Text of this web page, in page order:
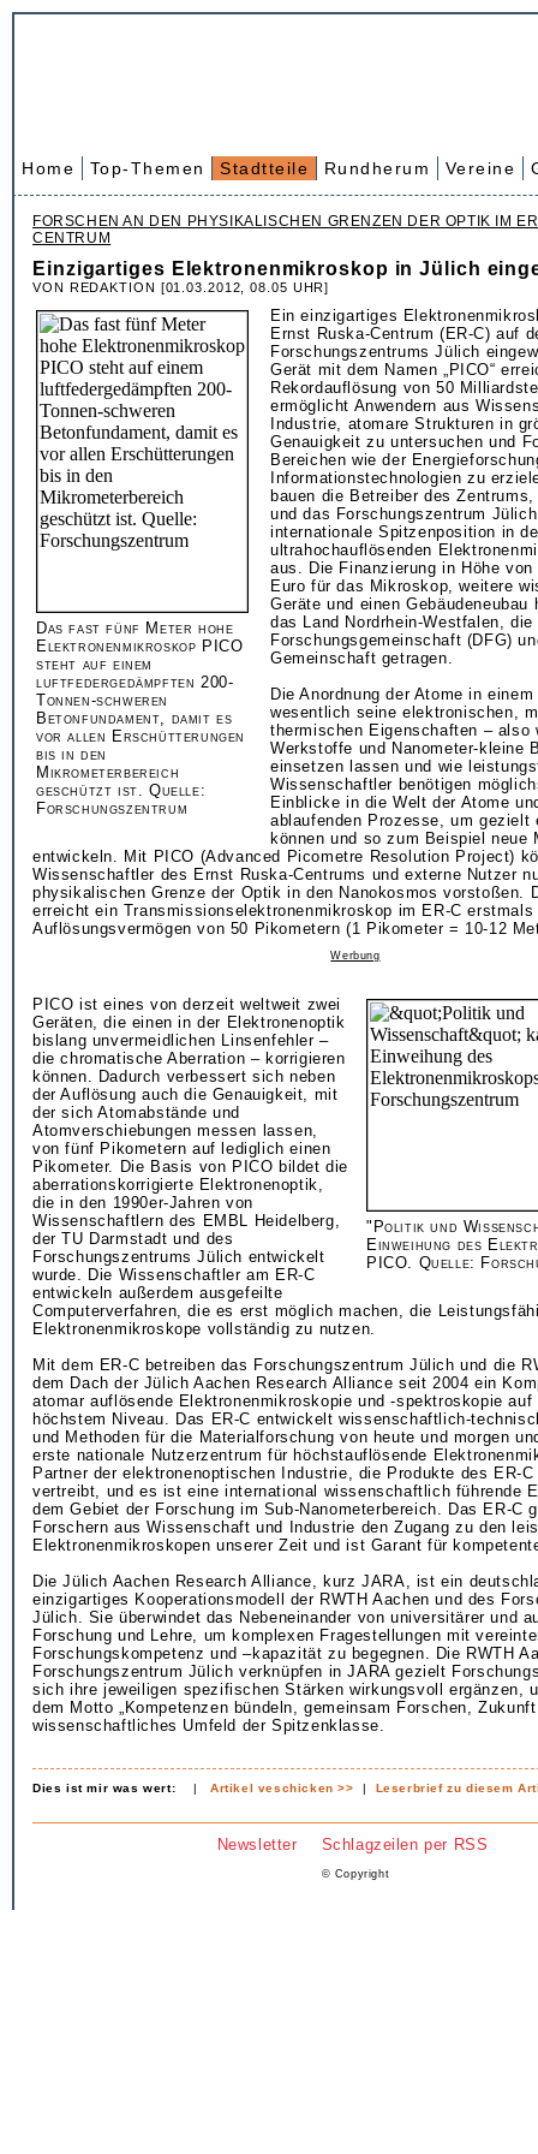
Home Top-Themen Stadtteile Rundherum Vereine
FORSCHEN AN DEN PHYSIKALISCHEN GRENZEN DER OPTIK IM
CENTRUM
Einzigartiges Elektronenmikroskop in Jülich
VON REDAKTION [01.03.2012, 08.05 UHR]
Das fast fünf Meter hohe
Elektronenmikroskop PICO
steht auf einem
luftfedergedämpften 200-
Tonnen-schweren
Betonfundament, damit es
vor allen Erschütterungen
bis in den
Mikrometerbereich
geschützt ist. Quelle:
Forschungszentrum
Ein einzigartiges
Ernst Ruska-Centrum (ER-C) auf
Forschungszentrums Jülich
Gerät mit dem Namen „PICO“
Rekordauflösung von 50
ermöglicht Anwendern aus
Industrie, atomare Strukturen in
Genauigkeit zu untersuchen und
Bereichen wie der
Informationstechnologien zu
bauen die Betreiber des
und das Forschungszentrum
internationale Spitzenposition in
ultrahochauflösenden
aus. Die Finanzierung in Höhe
Euro für das Mikroskop, weitere
Geräte und einen Gebäudeneubau
das Land Nordrhein-Westfalen, die
Forschungsgemeinschaft (DFG)
Gemeinschaft getragen.
Die Anordnung der Atome in
wesentlich seine elektronischen,
thermischen Eigenschaften – also
Werkstoffe und Nanometer-kleine
einsetzen lassen und wie
Wissenschaftler benötigen
Einblicke in die Welt der Atome
ablaufenden Prozesse, um gezielt
können und so zum Beispiel neue
entwickeln. Mit PICO (Advanced Picometre Resolution Project)
Wissenschaftler des Ernst Ruska-Centrums und externe Nutzer
physikalischen Grenze der Optik in den Nanokosmos vorstoßen.
erreicht ein Transmissionselektronenmikroskop im ER-C erstmals
Auflösungsvermögen von 50 Pikometern (1 Pikometer = 10-12
Werbung
"Politik und
Einweihung des
PICO. Quelle:
PICO ist eines von derzeit weltweit zwei
Geräten, die einen in der Elektronenoptik
bislang unvermeidlichen Linsenfehler –
die chromatische Aberration – korrigieren
können. Dadurch verbessert sich neben
der Auflösung auch die Genauigkeit, mit
der sich Atomabstände und
Atomverschiebungen messen lassen,
von fünf Pikometern auf lediglich einen
Pikometer. Die Basis von PICO bildet die
aberrationskorrigierte Elektronenoptik,
die in den 1990er-Jahren von
Wissenschaftlern des EMBL Heidelberg,
der TU Darmstadt und des
Forschungszentrums Jülich entwickelt
wurde. Die Wissenschaftler am ER-C
entwickeln außerdem ausgefeilte
Computerverfahren, die es erst möglich machen, die
Elektronenmikroskope vollständig zu nutzen.
Mit dem ER-C betreiben das Forschungszentrum Jülich und die
dem Dach der Jülich Aachen Research Alliance seit 2004 ein
atomar auflösende Elektronenmikroskopie und -spektroskopie auf
höchstem Niveau. Das ER-C entwickelt wissenschaftlich-
und Methoden für die Materialforschung von heute und morgen
erste nationale Nutzerzentrum für höchstauflösende
Partner der elektronenoptischen Industrie, die Produkte des ER-
vertreibt, und es ist eine international wissenschaftlich führende
dem Gebiet der Forschung im Sub-Nanometerbereich. Das ER-C
Forschern aus Wissenschaft und Industrie den Zugang zu den
Elektronenmikroskopen unserer Zeit und ist Garant für
Die Jülich Aachen Research Alliance, kurz JARA, ist ein
einzigartiges Kooperationsmodell der RWTH Aachen und des
Jülich. Sie überwindet das Nebeneinander von universitärer und
Forschung und Lehre, um komplexen Fragestellungen mit
Forschungskompetenz und –kapazität zu begegnen. Die RWTH
Forschungszentrum Jülich verknüpfen in JARA gezielt
sich ihre jeweiligen spezifischen Stärken wirkungsvoll ergänzen,
dem Motto „Kompetenzen bündeln, gemeinsam Forschen,
wissenschaftliches Umfeld der Spitzenklasse.
Dies ist mir was wert: |Artikel veschicken >> | Leserbrief zu diesem
Newsletter Schlagzeilen per RSS
© Copyright